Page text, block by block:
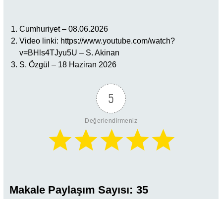
Cumhuriyet – 08.06.2026
Video linki: https://www.youtube.com/watch?
v=BHls4TJyu5U – S. Akinan
S. Özgül – 18 Haziran 2026
5
Değerlendirmeniz
Makale Paylaşım Sayısı: 35